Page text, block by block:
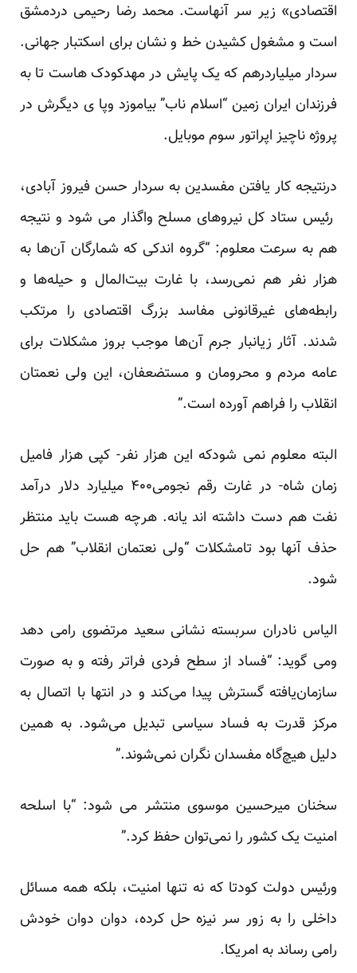
اقتصادی» زیر سر آنهاست. محمد رضا رحیمی دردمشق
است و مشغول کشیدن خط و نشان برای اسکتبار جهانی.
سردار میلیاردرهم که یک پایش در مهدکودک هاست تا به
فرزندان ایران زمین “اسلام ناب” بیاموزد وپا ی دیگرش در
پروژه ناچیز اپراتور سوم موبایل.
درنتیجه کار یافتن مفسدین به سردار حسن فیروز آبادی،
رئیس ستاد کل نیروهای مسلح واگذار می شود و نتیجه
هم به سرعت معلوم: “گروه اندکی که شمارگان آن‌ها به
هزار نفر هم نمی‌رسد، با غارت بیت‌المال و حیله‌ها و
رابطه‌های غیرقانونی مفاسد بزرگ اقتصادی را مرتکب
شدند. آثار زیانبار جرم آن‌ها موجب بروز مشکلات برای
عامه مردم و محرومان و مستضعفان، این ولی نعمتان
انقلاب را فراهم آورده است.”
البته معلوم نمی شودکه این هزار نفر- کپی هزار فامیل
زمان شاه- در غارت رقم نجومی۴۰۰ میلیارد دلار درآمد
نفت هم دست داشته اند یانه. هرچه هست باید منتظر
حذف آنها بود تامشکلات “ولی نعتمان انقلاب” هم حل
شود.
الیاس نادران سربسته نشانی سعید مرتضوی رامی دهد
ومی گوید: “فساد از سطح فردی فراتر رفته و به صورت
سازمان‌یافته گسترش پیدا می‌کند و در انتها با اتصال به
مرکز قدرت به فساد سیاسی تبدیل می‌شود. به همین
دلیل هیچ‌گاه مفسدان نگران نمی‌شوند.”
سخنان میرحسین موسوی منتشر می شود: “با اسلحه
امنیت یک کشور را نمی‌توان حفظ کرد.”
ورئیس دولت کودتا که نه تنها امنیت، بلکه همه مسائل
داخلی را به زور سر نیزه حل کرده، دوان دوان خودش
رامی رساند به امریکا.